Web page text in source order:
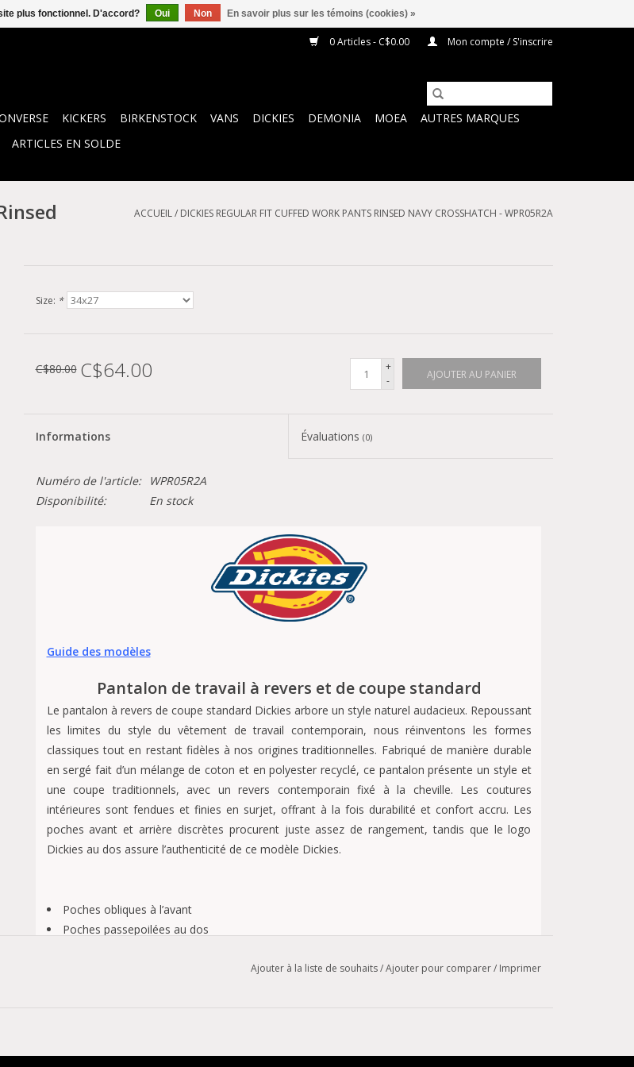
0 Articles - C$0.00 Mon compte / S'inscrire
KICKERS BIRKENSTOCK VANS DICKIES DEMONIA MOEA
AUTRES MARQUES
ARTICLES EN SOLDE
ACCUEIL/ DICKIES REGULAR FIT CUFFED WORK PANTS RINSED NAVY CROSSHATCH - WPR05R2A
Size: *
C$80.00 C$64.00
+
-
AJOUTER AU PANIER
Informations Évaluations(0)
Numéro de l'article:
WPR05R2A
Disponibilité:
En stock
Guide des modèles
Pantalon de travail à revers et de coupe standard
Le pantalon à revers de coupe standard Dickies arbore un style naturel audacieux. Repoussant
les limites du style du vêtement de travail contemporain, nous réinventons les formes
classiques tout en restant fidèles à nos origines traditionnelles. Fabriqué de manière durable
en sergé fait d’un mélange de coton et en polyester recyclé, ce pantalon présente un style et
une coupe traditionnels, avec un revers contemporain fixé à la cheville. Les coutures
intérieures sont fendues et finies en surjet, offrant à la fois durabilité et confort accru. Les
poches avant et arrière discrètes procurent juste assez de rangement, tandis que le logo
Dickies au dos assure l’authenticité de ce modèle Dickies.
Poches obliques à l’avant
Poches passepoilées au dos
Ajouter à la liste de souhaits/Ajouter pour comparer/ Imprimer
plus fonctionnel. D'accord? Oui Non En savoir plus sur les témoins (cookies) »